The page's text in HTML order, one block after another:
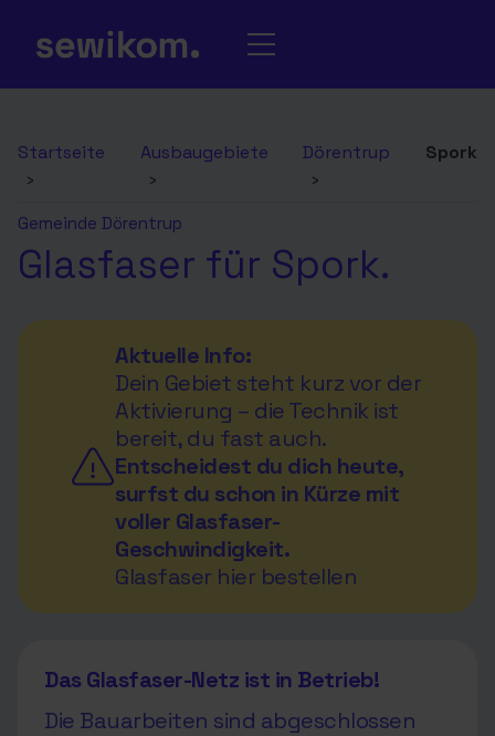
Startseite
›
Ausbaugebiete
›
Dörentrup
›
Spork
Gemeinde Dörentrup
Glasfaser für Spork.
Aktuelle Info:
Dein Gebiet steht kurz vor der
Aktivierung – die Technik ist
bereit, du fast auch.
Entscheidest du dich heute,
surfst du schon in Kürze mit
voller Glasfaser-
Geschwindigkeit.
Glasfaser hier bestellen
Das Glasfaser-Netz ist in Betrieb!
Die Bauarbeiten sind abgeschlossen